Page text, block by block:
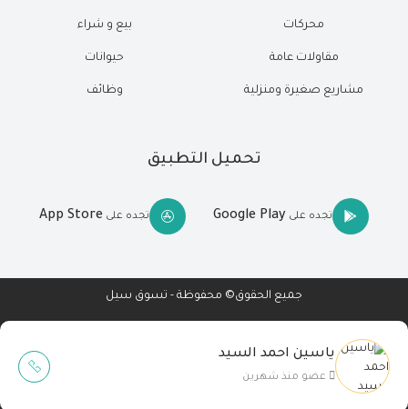
ياسين احمد السيد
عضو منذ شهرين
محركات
مقاولات عامة
مشاريع صغيرة ومنزلية
بيع و شراء
حيوانات
وظائف
تحميل التطبيق
تجده على Google Play تجده على App Store
جميع الحقوق© محفوظة - تسوق سيل